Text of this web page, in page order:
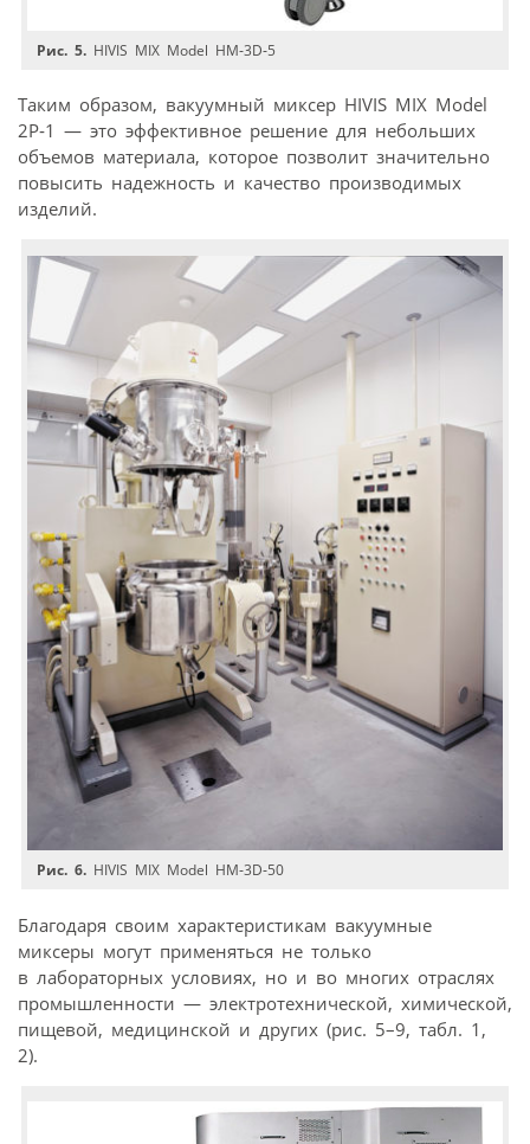
Рис. 5. HIVIS MIX Model HM‑3D‑5
Таким образом, вакуумный миксер HIVIS MIX Model
2P‑1 — это эффективное решение для небольших
объемов материала, которое позволит значительно
повысить надежность и качество производимых
изделий.
Рис. 6. HIVIS MIX Model HM‑3D‑50
Благодаря своим характеристикам вакуумные
миксеры могут применяться не только
в лабораторных условиях, но и во многих отраслях
промышленности — электротехнической, химической,
пищевой, медицинской и других (рис. 5–9, табл. 1,
2).